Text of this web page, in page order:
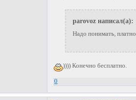
parovoz написал(а):
Надо понимать,
)))) Конечно бесплатно.
0